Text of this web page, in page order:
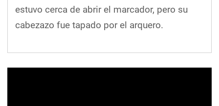
estuvo cerca de abrir el marcador, pero su
cabezazo fue tapado por el arquero.